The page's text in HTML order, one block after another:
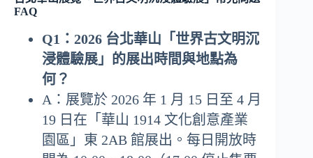
FAQ
Q1：2026 台北華山「世界古文明沉
浸體驗展」的展出時間與地點為
何？
A：展覽於 2026 年 1 月 15 日至 4 月
19 日在「華山 1914 文化創意產業
園區」東 2AB 館展出。每日開放時